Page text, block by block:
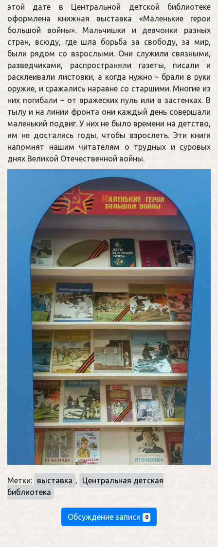
этой дате в Центральной детской библиотеке
оформлена книжная выставка «Маленькие герои
большой войны». Мальчишки и девчонки разных
стран, всюду, где шла борьба за свободу, за мир,
были рядом со взрослыми. Они служили связными,
разведчиками, распространяли газеты, писали и
расклеивали листовки, а когда нужно – брали в руки
оружие, и сражались наравне со старшими. Многие из
них погибали – от вражеских пуль или в застенках. В
тылу и на линии фронта они каждый день совершали
маленький подвиг. У них не было времени на детство,
им не достались годы, чтобы взрослеть. Эти книги
напомнят нашим читателям о трудных и суровых
днях Великой Отечественной войны.
Метки: выставка
Центральная детская
библиотека
Обсуждение записи 0